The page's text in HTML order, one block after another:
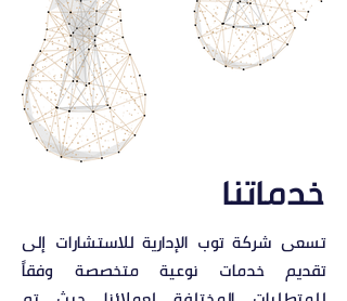
خدماتنا
تسعى شركة توب الإدارية للاستشارات إلى
تقديم خدمات نوعية متخصصة وفقاً